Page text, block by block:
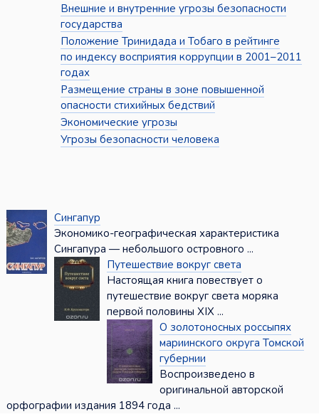
Внешние и внутренние угрозы безопасности
государства
Положение Тринидада и Тобаго в рейтинге
по индексу восприятия коррупции в 2001–2011
годах
Размещение страны в зоне повышенной
опасности стихийных бедствий
Экономические угрозы
Угрозы безопасности человека
Сингапур
Экономико-географическая характеристика
Сингапура — небольшого островного ...
Путешествие вокруг света
Настоящая книга повествует о
путешествие вокруг света моряка
первой половины XIX ...
О золотоносных россыпях
мариинского округа Томской
губернии
Воспроизведено в
оригинальной авторской
орфографии издания 1894 года ...